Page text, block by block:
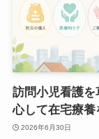
訪問小児看護
心して在宅療養
2026年6月30日